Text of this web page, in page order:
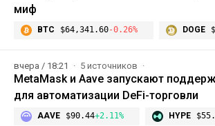
миф
BTC $64,341.60-0.26% DOGE
вчера / 18:21 5 источников
MetaMask и Aave запускают
для автоматизации DeFi-торговли
AAVE $90.44+2.11% HYPE